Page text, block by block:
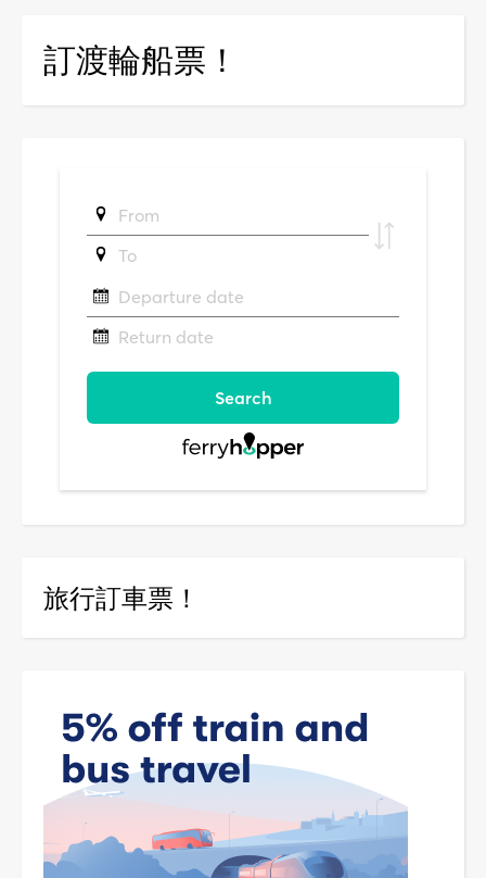
訂渡輪船票！
旅行訂車票！